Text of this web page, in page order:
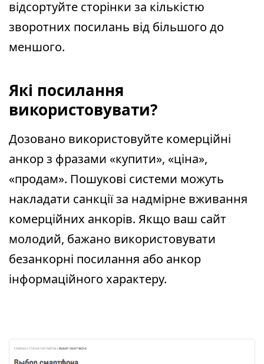
відсортуйте сторінки за кількістю
зворотних посилань від більшого до
меншого.
Які посилання
використовувати?
Дозовано використовуйте комерційні
анкор з фразами «купити», «ціна»,
«продам». Пошукові системи можуть
накладати санкції за надмірне вживання
комерційних анкорів. Якщо ваш сайт
молодий, бажано використовувати
безанкорні посилання або анкор
інформаційного характеру.